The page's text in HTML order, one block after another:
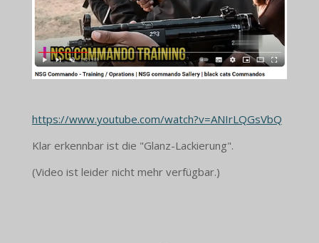
https://www.youtube.com/watch?v=ANIrLQGsVbQ
Klar erkennbar ist die "Glanz-Lackierung".
(Video ist leider nicht mehr verfügbar.)